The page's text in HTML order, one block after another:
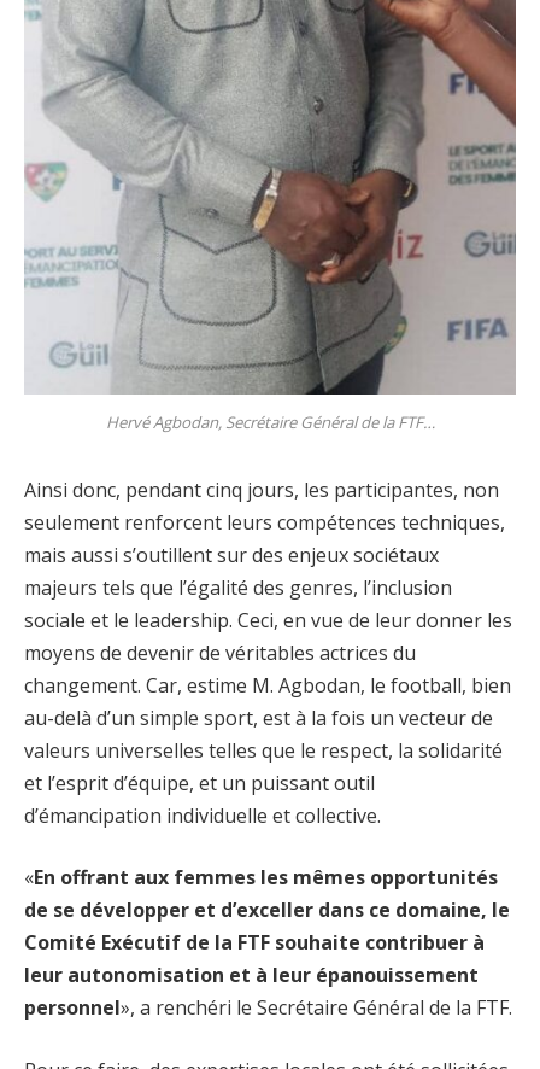
Hervé Agbodan, Secrétaire Général de la FTF…
Ainsi donc, pendant cinq jours, les participantes, non
seulement renforcent leurs compétences techniques,
mais aussi s’outillent sur des enjeux sociétaux
majeurs tels que l’égalité des genres, l’inclusion
sociale et le leadership. Ceci, en vue de leur donner les
moyens de devenir de véritables actrices du
changement. Car, estime M. Agbodan, le football, bien
au-delà d’un simple sport, est à la fois un vecteur de
valeurs universelles telles que le respect, la solidarité
et l’esprit d’équipe, et un puissant outil
d’émancipation individuelle et collective.
«En offrant aux femmes les mêmes opportunités
de se développer et d’exceller dans ce domaine, le
Comité Exécutif de la FTF souhaite contribuer à
leur autonomisation et à leur épanouissement
personnel», a renchéri le Secrétaire Général de la FTF.